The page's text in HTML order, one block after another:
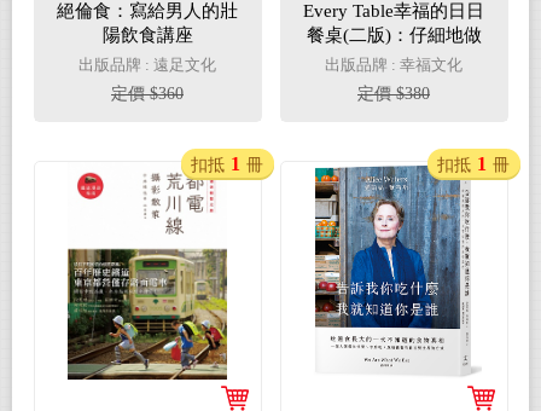
絕倫食：寫給男人的壯
陽飲食講座
出版品牌 : 遠足文化
定價 $360
Every Table幸福的日日
餐桌(二版)：仔細地做
好每一道菜，接下來每
天都能「偷懶了」！
出版品牌 : 幸福文化
定價 $380
扣抵 1 冊 扣抵 1 冊